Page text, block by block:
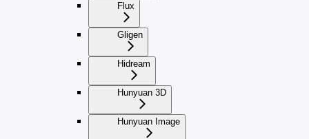
Flux
Gligen
Hidream
Hunyuan 3D
Hunyuan Image